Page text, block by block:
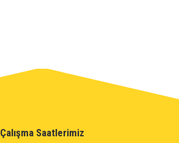
Çalışma Saatlerimiz